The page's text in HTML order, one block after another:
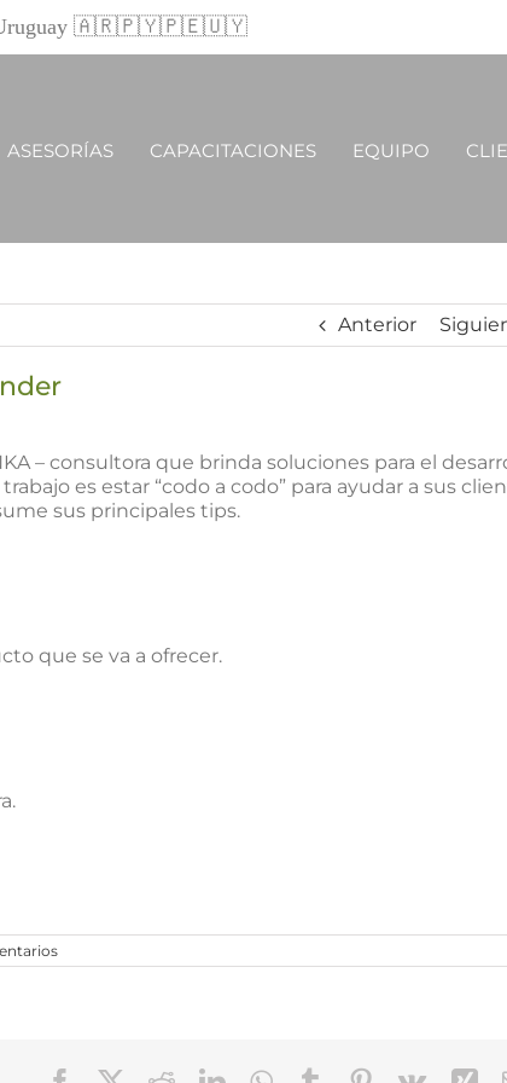
y Uruguay 🇦🇷🇵🇾🇵🇪🇺🇾
ASESORÍAS CAPACITACIONES EQUIPO
Anterior
– consultora que brinda soluciones para el
es estar “codo a codo” para ayudar a sus
sus principales tips.
que se va a ofrecer.